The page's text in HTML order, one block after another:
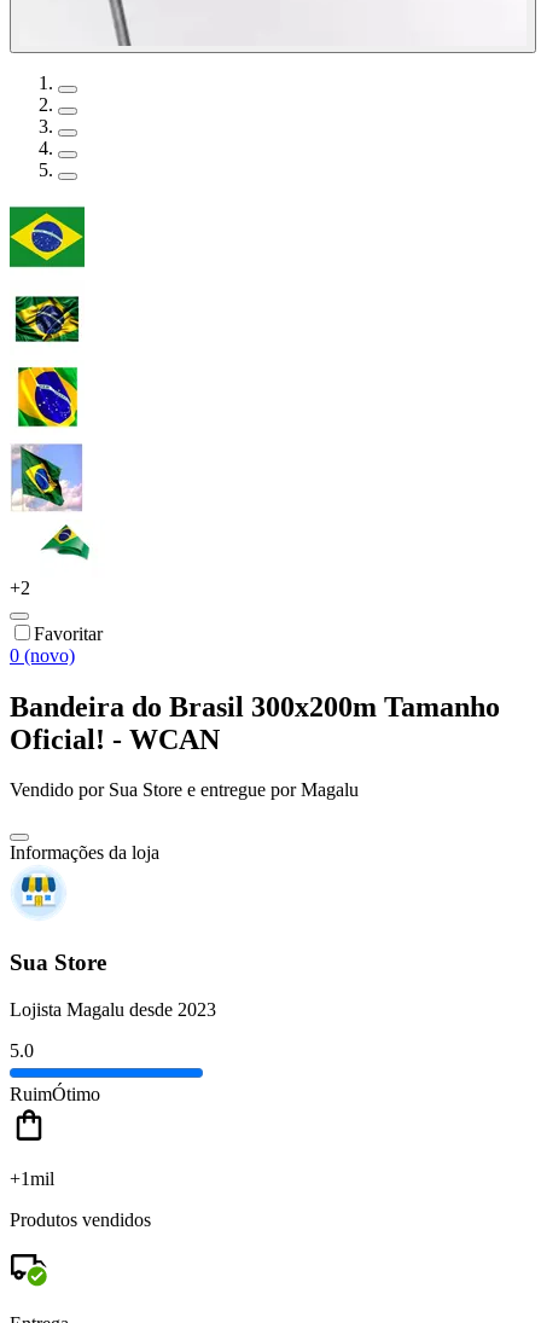
+2
Favoritar
0 (novo)
Bandeira do Brasil 300x200m Tamanho
Oficial! - WCAN
Vendido por Sua Store e entregue por Magalu
Informações da loja
Sua Store
Lojista Magalu desde 2023
5.0
RuimÓtimo
+1mil
Produtos vendidos